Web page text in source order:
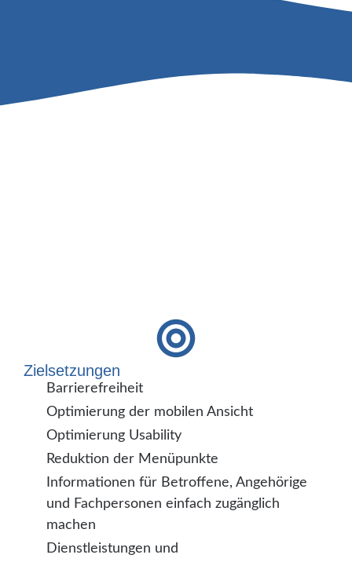
Zielsetzungen
Barrierefreiheit
Optimierung der mobilen Ansicht
Optimierung Usability
Reduktion der Menüpunkte
Informationen für Betroffene, Angehörige
und Fachpersonen einfach zugänglich
machen
Dienstleistungen und